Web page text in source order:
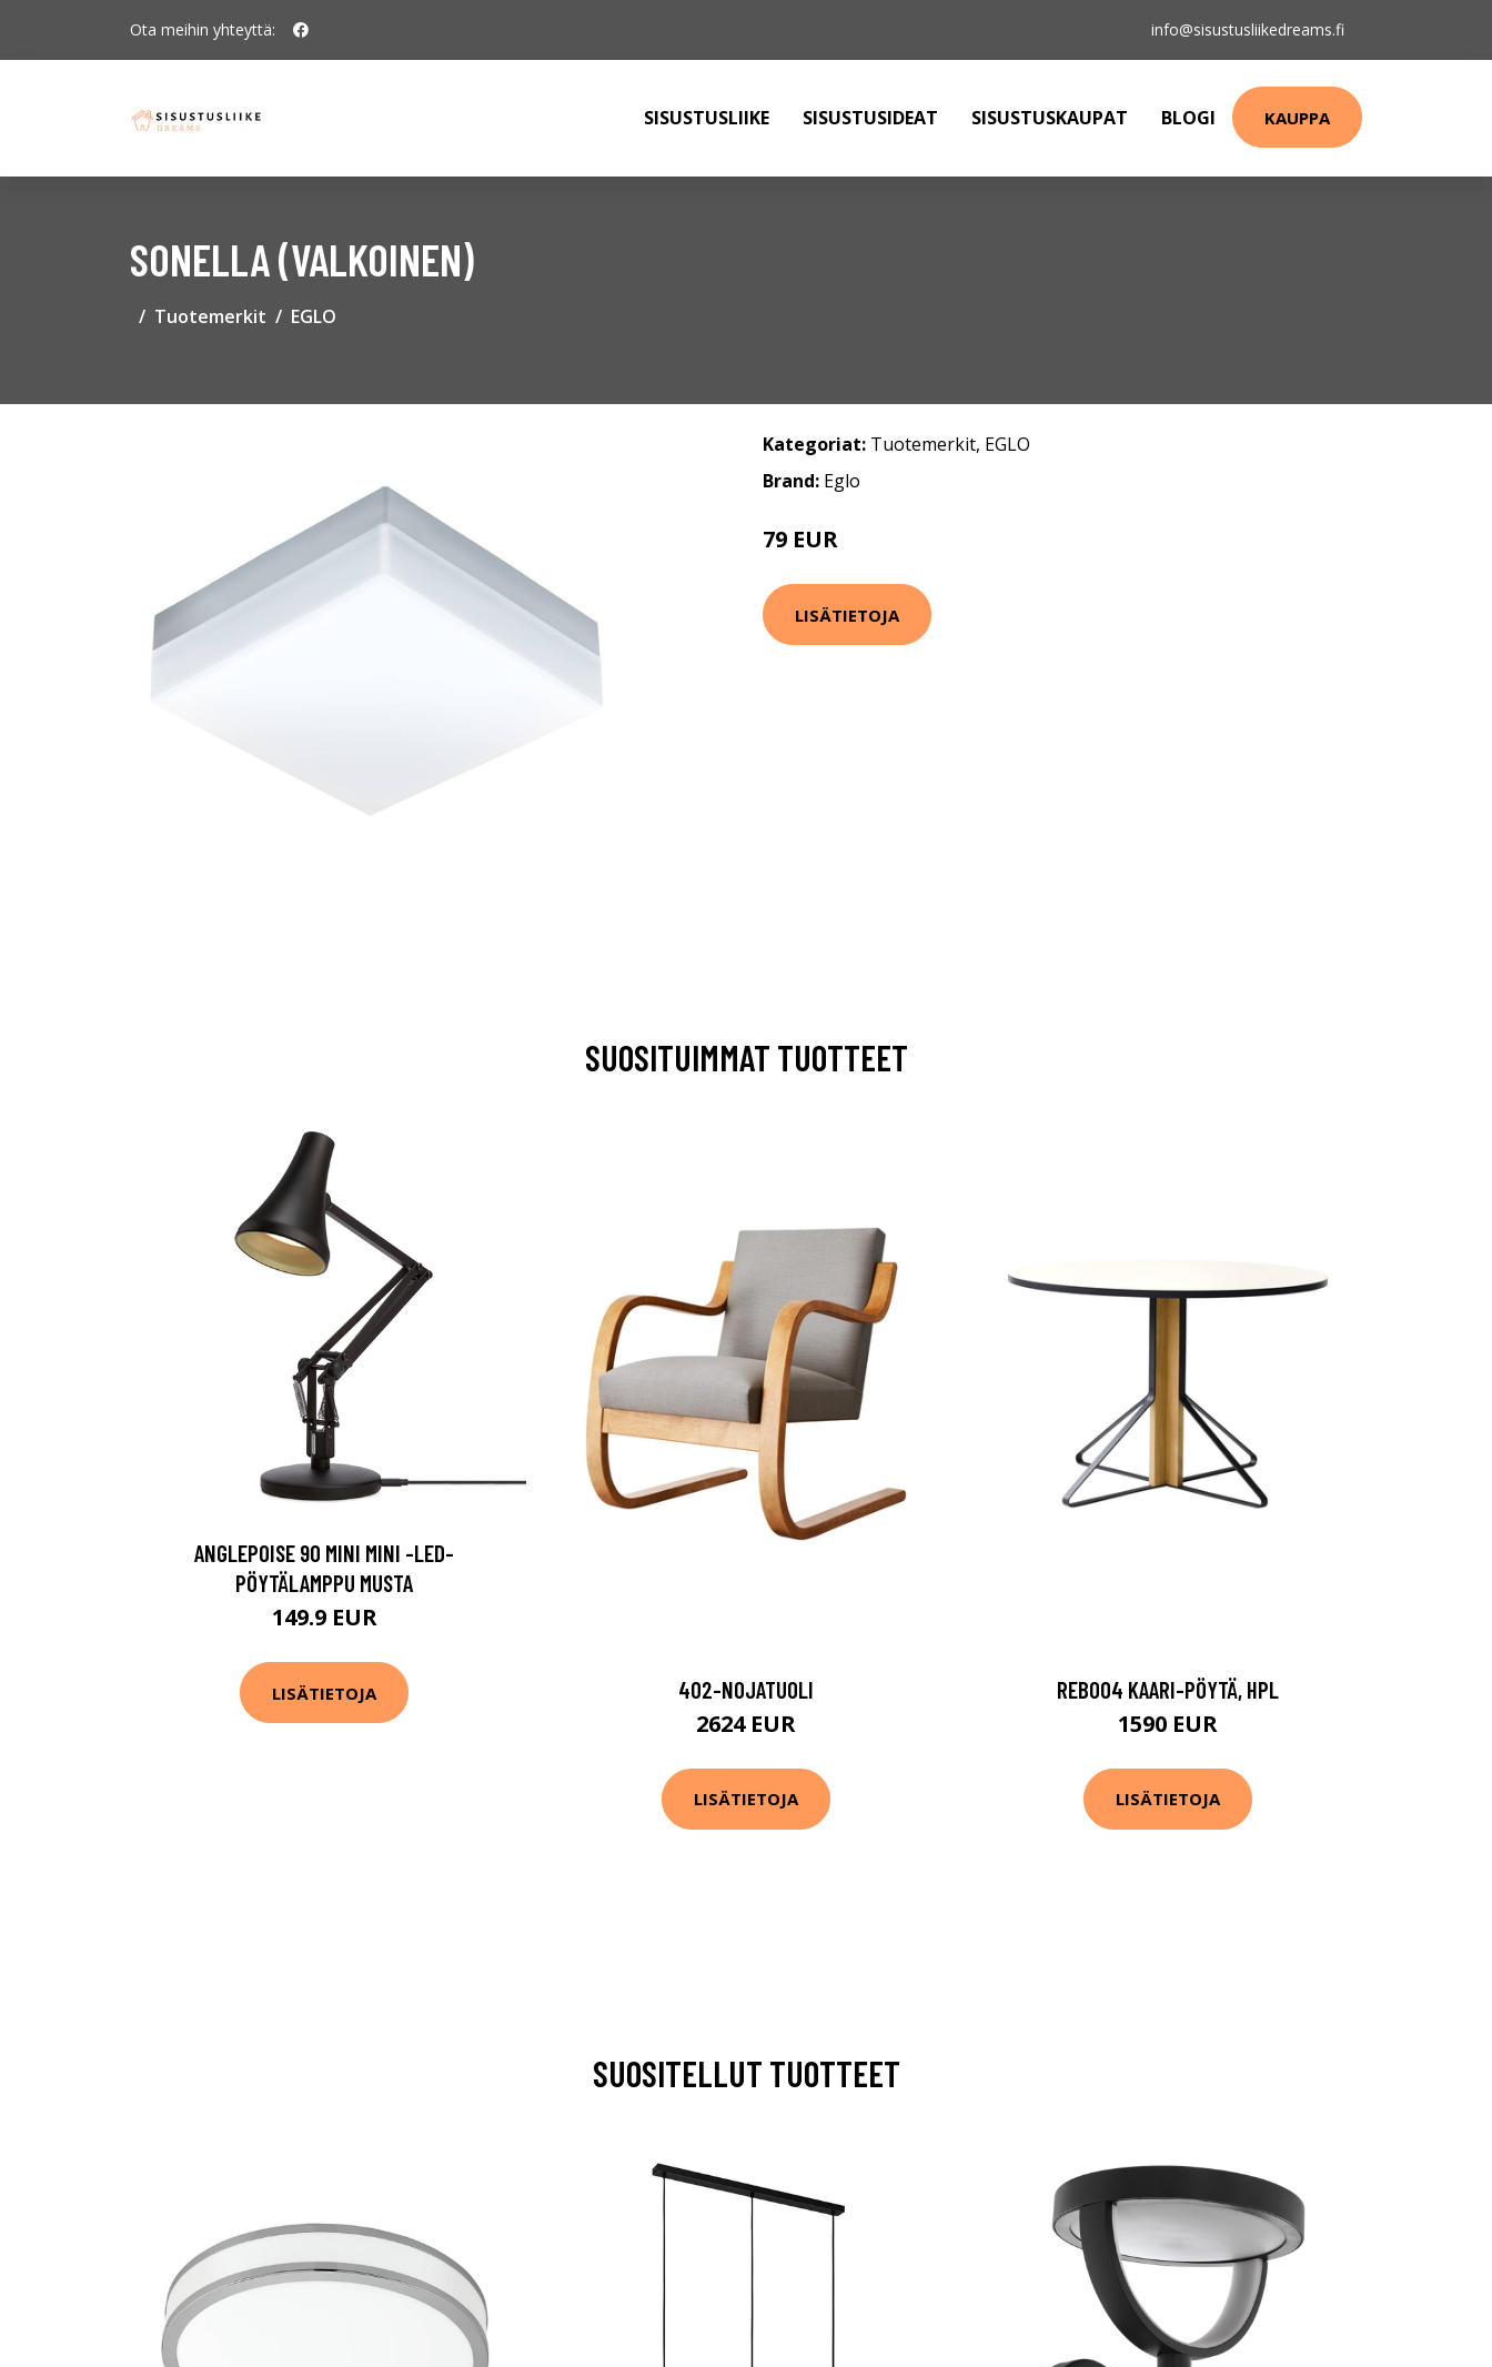
Ota meihin yhteyttä: info@sisustusliikedreams.fi
SISUSTUSLIIKE SISUSTUSIDEAT SISUSTUSKAUPAT BLOGI KAUPPA
SONELLA (VALKOINEN)
Tuotemerkit EGLO
Kategoriat: Tuotemerkit, EGLO
Brand: Eglo
79 EUR
LISÄTIETOJA
SUOSITUIMMAT TUOTTEET
ANGLEPOISE 90 MINI MINI -LED-
PÖYTÄLAMPPU MUSTA
149.9 EUR
LISÄTIETOJA 402-NOJATUOLI
2624 EUR
LISÄTIETOJA
REB004 KAARI-PÖYTÄ, HPL
1590 EUR
LISÄTIETOJA
SUOSITELLUT TUOTTEET